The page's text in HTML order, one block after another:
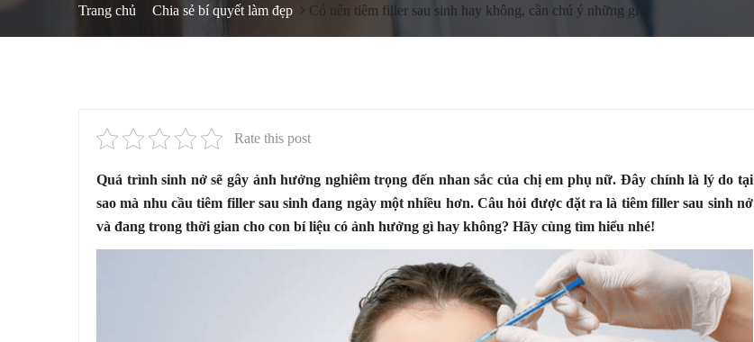
Trang chủ Chia sẻ bí quyết làm đẹp Có nên tiêm filler sau sinh hay không, cần chú ý những gì?
Rate this post
Quá trình sinh nở sẽ gây ảnh hưởng nghiêm trọng đến nhan sắc của chị em phụ nữ. Đây chính là lý do tại
sao mà nhu cầu tiêm filler sau sinh đang ngày một nhiều hơn. Câu hỏi được đặt ra là tiêm filler sau sinh nở
và đang trong thời gian cho con bí liệu có ảnh hưởng gì hay không? Hãy cùng tìm hiểu nhé!